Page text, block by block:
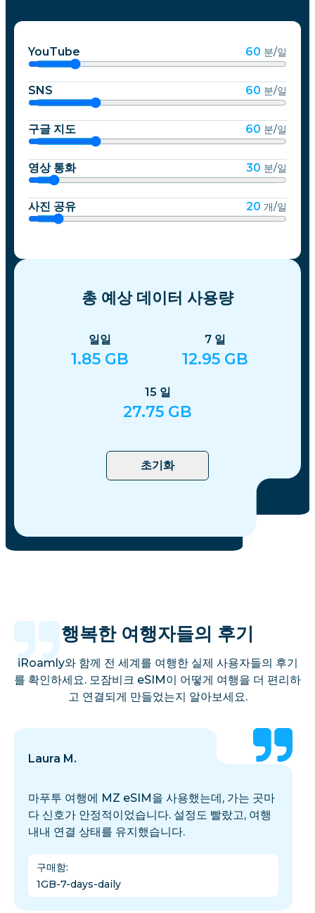
YouTube 60 분/일
SNS 60 분/일
구글 지도 60 분/일
영상 통화 30 분/일
사진 공유 20 개/일
총 예상 데이터 사용량
일일
1.85 GB
7 일
12.95 GB
15 일
27.75 GB
초기화
행복한 여행자들의 후기
iRoamly와 함께 전 세계를 여행한 실제 사용자들의 후기
를 확인하세요. 모잠비크 eSIM이 어떻게 여행을 더 편리하
고 연결되게 만들었는지 알아보세요.
Laura M.
마푸투 여행에 MZ eSIM을 사용했는데, 가는 곳마
다 신호가 안정적이었습니다. 설정도 빨랐고, 여행
내내 연결 상태를 유지했습니다.
구매함:
1GB-7-days-daily